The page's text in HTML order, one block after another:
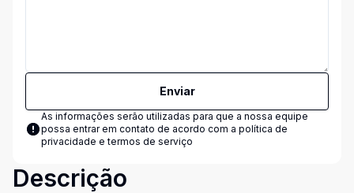
Enviar
As informações serão utilizadas para que a nossa equipe
possa entrar em contato de acordo com a política de
privacidade e termos de serviço
Descrição